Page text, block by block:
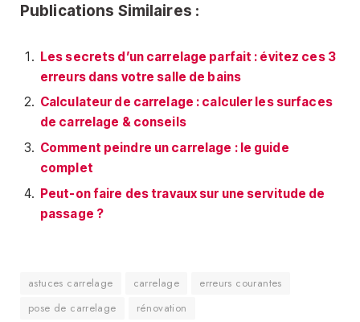
Publications Similaires :
Les secrets d’un carrelage parfait : évitez ces 3
erreurs dans votre salle de bains
Calculateur de carrelage : calculer les surfaces
de carrelage & conseils
Comment peindre un carrelage : le guide
complet
Peut-on faire des travaux sur une servitude de
passage ?
astuces carrelage carrelage
erreurs courantes
pose de carrelage
rénovation